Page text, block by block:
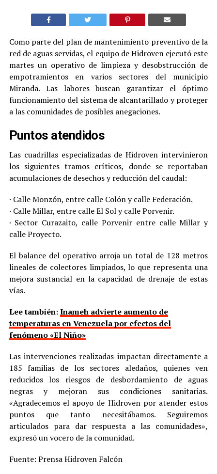
Como parte del plan de mantenimiento preventivo de la
red de aguas servidas, el equipo de Hidroven ejecutó este
martes un operativo de limpieza y desobstrucción de
empotramientos en varios sectores del municipio
Miranda. Las labores buscan garantizar el óptimo
funcionamiento del sistema de alcantarillado y proteger
a las comunidades de posibles anegaciones.
Puntos atendidos
Las cuadrillas especializadas de Hidroven intervinieron
los siguientes tramos críticos, donde se reportaban
acumulaciones de desechos y reducción del caudal:
· Calle Monzón, entre calle Colón y calle Federación.
· Calle Millar, entre calle El Sol y calle Porvenir.
· Sector Curazaito, calle Porvenir entre calle Millar y
calle Proyecto.
El balance del operativo arroja un total de 128 metros
lineales de colectores limpiados, lo que representa una
mejora sustancial en la capacidad de drenaje de estas
vías.
Lee también:Inameh advierte aumento de
temperaturas en Venezuela por efectos del
fenómeno «El Niño»
Las intervenciones realizadas impactan directamente a
185 familias de los sectores aledaños, quienes ven
reducidos los riesgos de desbordamiento de aguas
negras y mejoran sus condiciones sanitarias.
«Agradecemos el apoyo de Hidroven por atender estos
puntos que tanto necesitábamos. Seguiremos
articulados para dar respuesta a las comunidades»,
expresó un vocero de la comunidad.
Fuente: Prensa Hidroven Falcón